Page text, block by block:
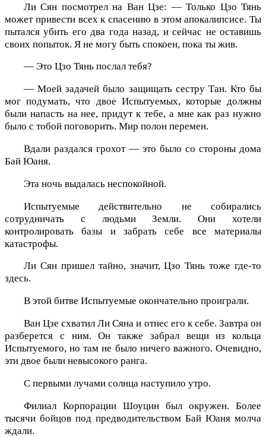
Ли Сян посмотрел на Ван Цзе: — Только Цзо Тянь
может привести всех к спасению в этом апокалипсисе. Ты
пытался убить его два года назад, и сейчас не оставишь
своих попыток. Я не могу быть спокоен, пока ты жив.
— Это Цзо Тянь послал тебя?
— Моей задачей было защищать сестру Тан. Кто бы
мог подумать, что двое Испытуемых, которые должны
были напасть на нее, придут к тебе, а мне как раз нужно
было с тобой поговорить. Мир полон перемен.
Вдали раздался грохот — это было со стороны дома
Бай Юаня.
Эта ночь выдалась неспокойной.
Испытуемые действительно не собирались
сотрудничать с людьми Земли. Они хотели
контролировать базы и забрать себе все материалы
катастрофы.
Ли Сян пришел тайно, значит, Цзо Тянь тоже где-то
здесь.
В этой битве Испытуемые окончательно проиграли.
Ван Цзе схватил Ли Сяна и отнес его к себе. Завтра он
разберется с ним. Он также забрал вещи из кольца
Испытуемого, но там не было ничего важного. Очевидно,
эти двое были невысокого ранга.
С первыми лучами солнца наступило утро.
Филиал Корпорации Шоуцин был окружен. Более
тысячи бойцов под предводительством Бай Юаня молча
ждали.